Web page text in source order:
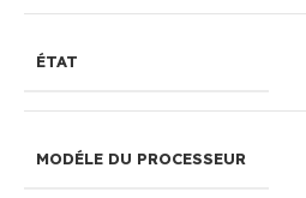
ÉTAT
MODÉLE DU PROCESSEUR